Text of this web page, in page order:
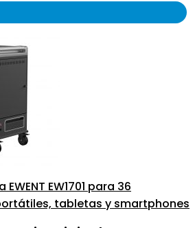
EW1701 para 36
tabletas y smartphones